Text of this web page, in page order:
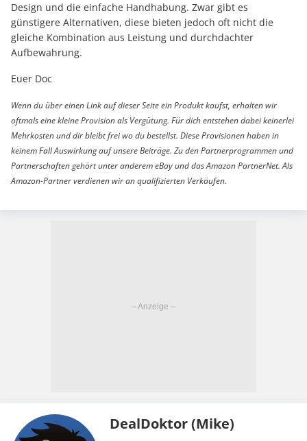
Design und die einfache Handhabung. Zwar gibt es
günstigere Alternativen, diese bieten jedoch oft nicht die
gleiche Kombination aus Leistung und durchdachter
Aufbewahrung.
Euer Doc
Wenn du über einen Link auf dieser Seite ein Produkt kaufst, erhalten wir
oftmals eine kleine Provision als Vergütung. Für dich entstehen dabei keinerlei
Mehrkosten und dir bleibt frei wo du bestellst. Diese Provisionen haben in
keinem Fall Auswirkung auf unsere Beiträge. Zu den Partnerprogrammen und
Partnerschaften gehört unter anderem eBay und das Amazon PartnerNet. Als
Amazon-Partner verdienen wir an qualifizierten Verkäufen.
DealDoktor (Mike)